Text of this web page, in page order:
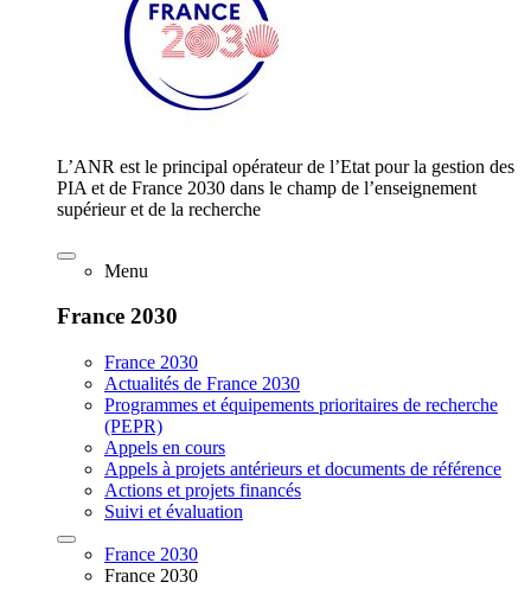
L’ANR est le principal opérateur de l’Etat pour la gestion des
PIA et de France 2030 dans le champ de l’enseignement
supérieur et de la recherche
Menu
France 2030
France 2030
Actualités de France 2030
Programmes et équipements prioritaires de recherche
(PEPR)
Appels en cours
Appels à projets antérieurs et documents de référence
Actions et projets financés
Suivi et évaluation
France 2030
France 2030